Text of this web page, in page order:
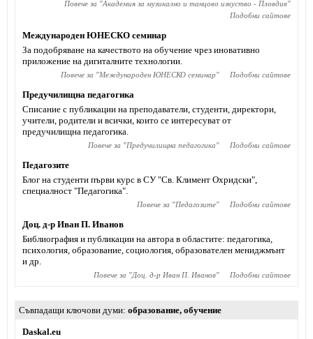
Повече за "Академия за музикално и танцово изкуство - Пловдив"
Подобни сайтове
Международен ЮНЕСКО семинар
За подобряване на качеството на обучение чрез иновативно
приложение на дигиталните технологии.
Повече за "Международен ЮНЕСКО семинар" Подобни сайтове
Предучилищна педагогика
Списание с публикации на преподаватели, студенти, директори,
учители, родители и всички, които се интересуват от
предучилищна педагогика.
Повече за "Предучилищна педагогика" Подобни сайтове
Педагозите
Блог на студенти първи курс в СУ "Св. Климент Охридски",
специалност "Педагогика".
Повече за "Педагозите" Подобни сайтове
Доц. д-р Иван П. Иванов
Библиография и публикации на автора в областите: педагогика,
психология, образование, социология, образователен мениджмънт
и др.
Повече за "Доц. д-р Иван П. Иванов" Подобни сайтове
Съвпадащи ключови думи образование, обучение
Daskal.eu